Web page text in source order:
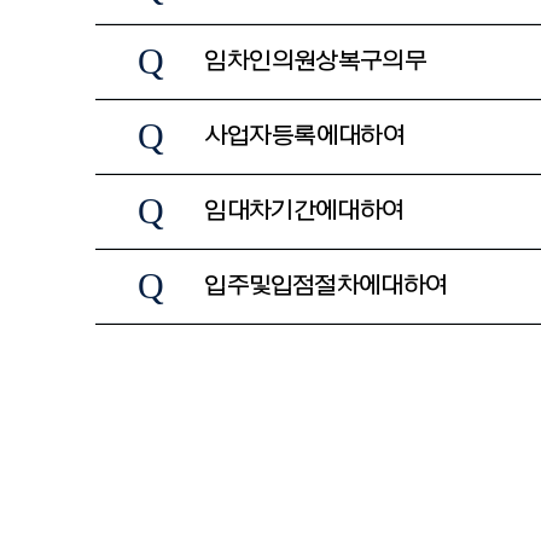
Q 임차인의 원상복구 의무
Q 사업자등록에 대하여
Q 임대차 기간에 대하여
Q 입주 및 입점 절차에 대하여